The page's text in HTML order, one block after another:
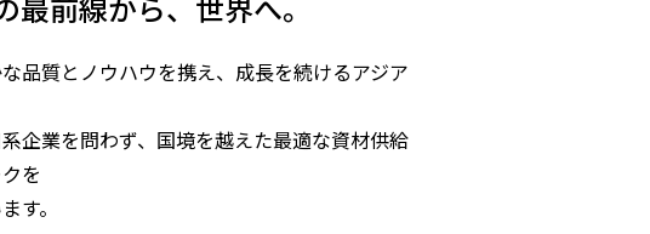
品質とノウハウを携え、成長を続けるアジア
企業を問わず、国境を越えた最適な資材供給
を
す。